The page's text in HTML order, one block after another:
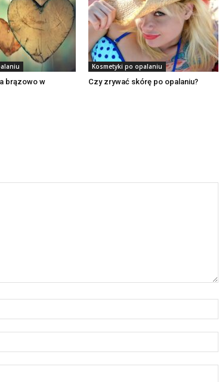
brązowo w
Kosmetyki po opalaniu
Czy zrywać skórę po opalaniu?